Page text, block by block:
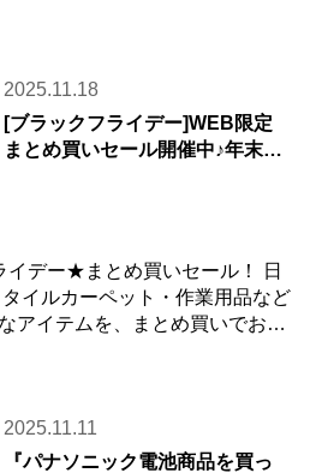
2025.11.18
[ブラックフライデー]WEB限定
まとめ買いセール開催中♪年末の
イデー★まとめ買いセール！ 日
イルカーペット・作業用品など
アイテムを、まとめ買いでお得
2025.11.11
『パナソニック電池商品を買っ